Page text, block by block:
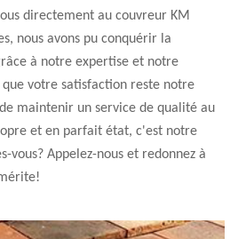
directement au couvreur KM
nous avons pu conquérir la
à notre expertise et notre
votre satisfaction reste notre
maintenir un service de qualité au
et en parfait état, c'est notre
vous? Appelez-nous et redonnez à